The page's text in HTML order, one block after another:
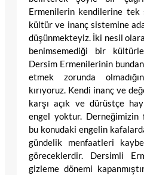
Ermenilerin kendilerine tek
kültür ve inanç sistemine
düşünmekteyiz. İki nesil
benimsemediği bir
Dersim Ermenilerinin
etmek zorunda
kırıyoruz. Kendi inanç ve
karşı açık ve dürüstçe
engel yoktur. Derneğimizin
bu konudaki engelin
gündelik menfaatleri
göreceklerdir. Dersimli
gizleme dönemi